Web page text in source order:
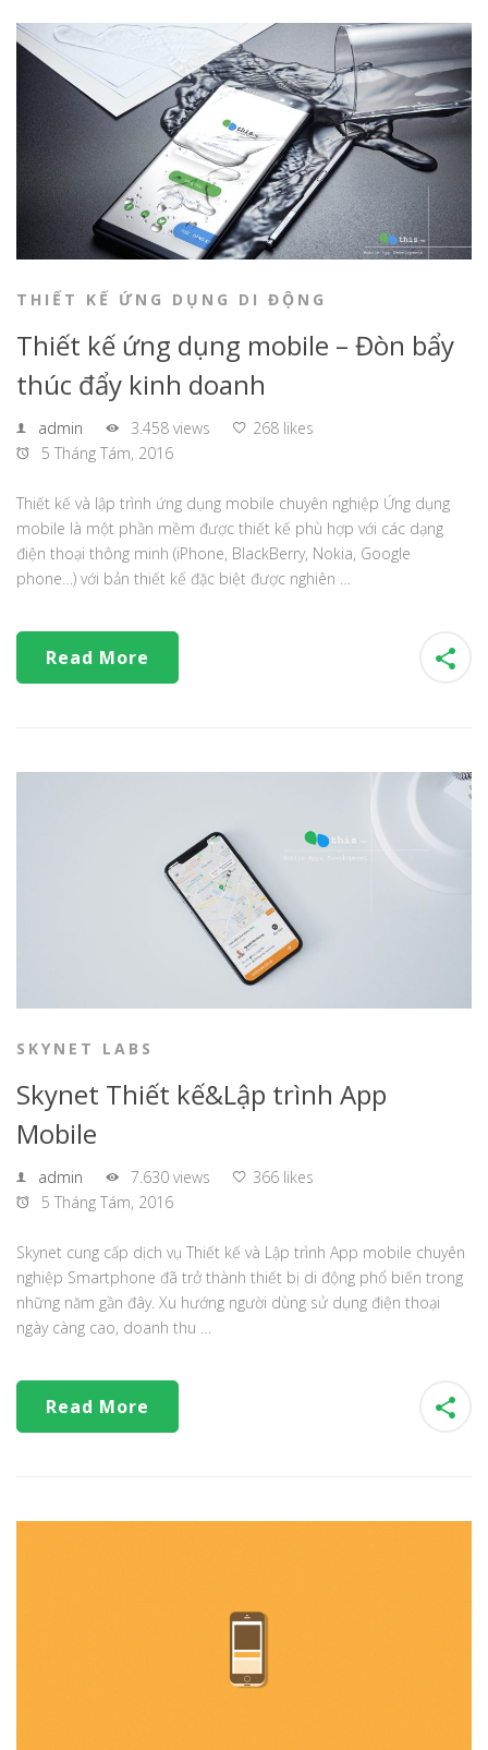
THIẾT KẾ ỨNG DỤNG DI ĐỘNG
Thiết kế ứng dụng mobile – Đòn bẩy
thúc đẩy kinh doanh
admin 3.458 views
268 likes
5 Tháng Tám, 2016
Thiết kế và lập trình ứng dụng mobile chuyên nghiệp Ứng dụng
mobile là một phần mềm được thiết kế phù hợp với các dạng
điện thoại thông minh (iPhone, BlackBerry, Nokia, Google
phone…) với bản thiết kế đặc biệt được nghiên …
Read More
SKYNET LABS
Skynet Thiết kế&Lập trình App
Mobile
admin 7.630 views
366 likes
5 Tháng Tám, 2016
Skynet cung cấp dịch vụ Thiết kế và Lập trình App mobile chuyên
nghiệp Smartphone đã trở thành thiết bị di động phổ biến trong
những năm gần đây. Xu hướng người dùng sử dụng điện thoại
ngày càng cao, doanh thu …
Read More